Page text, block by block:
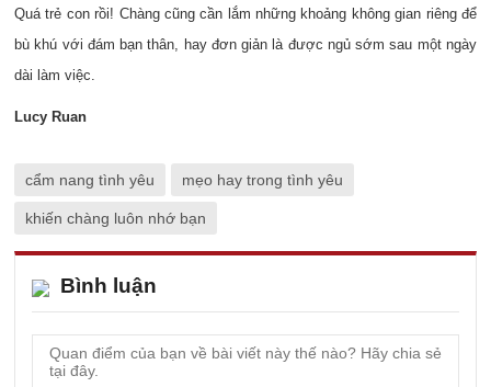
Quá trẻ con rồi! Chàng cũng cần lắm những khoảng không gian riêng để
bù khú với đám bạn thân, hay đơn giản là được ngủ sớm sau một ngày
dài làm việc.
Lucy Ruan
cẩm nang tình yêu mẹo hay trong tình yêu
khiến chàng luôn nhớ bạn
Bình luận